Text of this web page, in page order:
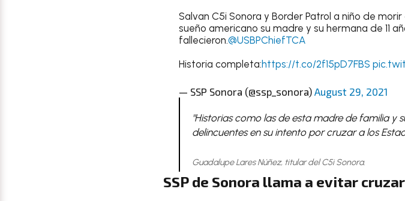
Salvan C5i Sonora y Border Patrol a niño de
sueño americano su madre y su hermana de 11
fallecieron.@USBPChiefTCA
Historia completa:https://t.co/2f15pD7FBS
— SSP Sonora (@ssp_sonora) August 29, 2021
"Historias como las de esta madre de familia y
delincuentes en su intento por cruzar a los
Guadalupe Lares Núñez, titular del C5i Sonora.
SSP de Sonora llama a evitar